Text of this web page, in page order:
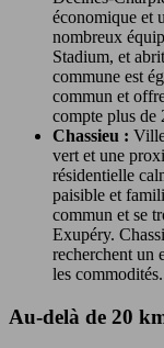
économique et
nombreux
Stadium, et
commune est
commun et
compte plus de
Chassieu :
vert et une
résidentielle
paisible et
commun et se
Exupéry.
recherchent un
les
Au-delà de 20